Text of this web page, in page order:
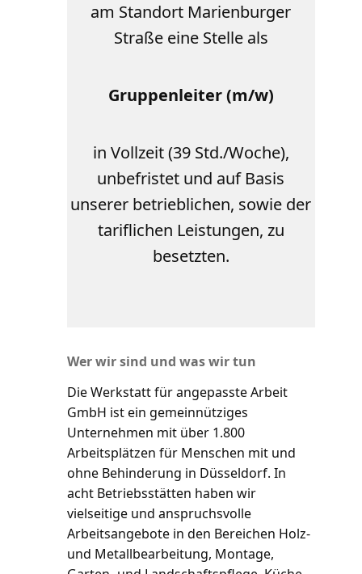
am Standort Marienburger
Straße eine Stelle als
Gruppenleiter (m/w)
in Vollzeit (39 Std./Woche),
unbefristet und auf Basis
unserer betrieblichen, sowie der
tariflichen Leistungen, zu
besetzten.
Wer wir sind und was wir tun
Die Werkstatt für angepasste Arbeit
GmbH ist ein gemeinnütziges
Unternehmen mit über 1.800
Arbeitsplätzen für Menschen mit und
ohne Behinderung in Düsseldorf. In
acht Betriebsstätten haben wir
vielseitige und anspruchsvolle
Arbeitsangebote in den Bereichen Holz-
und Metallbearbeitung, Montage,